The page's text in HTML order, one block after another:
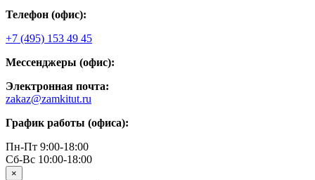
Телефон (офис):
+7 (495) 153 49 45
Мессенджеры (офис):
Электронная почта:
zakaz@zamkitut.ru
График работы (офиса):
Пн-Пт 9:00-18:00
Сб-Вс 10:00-18:00
×